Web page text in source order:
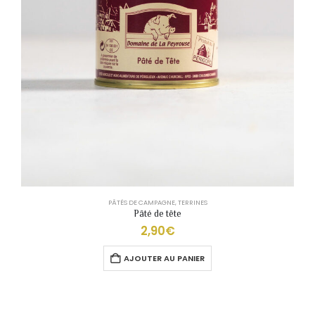
PÂTÉS DE CAMPAGNE,TERRINES
Pâté de tête
2,90€
AJOUTER AU PANIER